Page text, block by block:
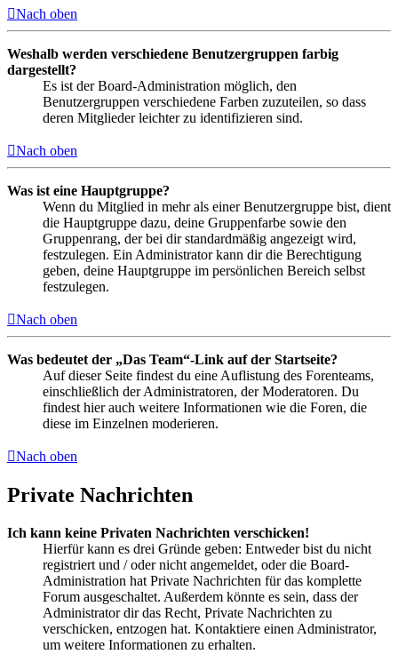
Nach oben
Weshalb werden verschiedene Benutzergruppen farbig
dargestellt?
Es ist der Board-Administration möglich, den
Benutzergruppen verschiedene Farben zuzuteilen, so dass
deren Mitglieder leichter zu identifizieren sind.
Nach oben
Was ist eine Hauptgruppe?
Wenn du Mitglied in mehr als einer Benutzergruppe bist, dient
die Hauptgruppe dazu, deine Gruppenfarbe sowie den
Gruppenrang, der bei dir standardmäßig angezeigt wird,
festzulegen. Ein Administrator kann dir die Berechtigung
geben, deine Hauptgruppe im persönlichen Bereich selbst
festzulegen.
Nach oben
Was bedeutet der „Das Team“-Link auf der Startseite?
Auf dieser Seite findest du eine Auflistung des Forenteams,
einschließlich der Administratoren, der Moderatoren. Du
findest hier auch weitere Informationen wie die Foren, die
diese im Einzelnen moderieren.
Nach oben
Private Nachrichten
Ich kann keine Privaten Nachrichten verschicken!
Hierfür kann es drei Gründe geben: Entweder bist du nicht
registriert und / oder nicht angemeldet, oder die Board-
Administration hat Private Nachrichten für das komplette
Forum ausgeschaltet. Außerdem könnte es sein, dass der
Administrator dir das Recht, Private Nachrichten zu
verschicken, entzogen hat. Kontaktiere einen Administrator,
um weitere Informationen zu erhalten.